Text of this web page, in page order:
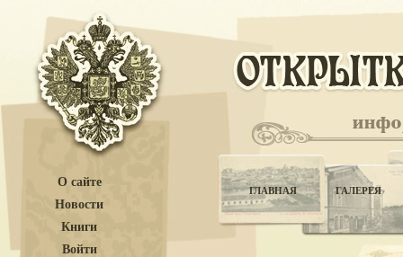
О сайте
Новости
Книги
Войти
ГЛАВНАЯ ГАЛЕРЕЯ